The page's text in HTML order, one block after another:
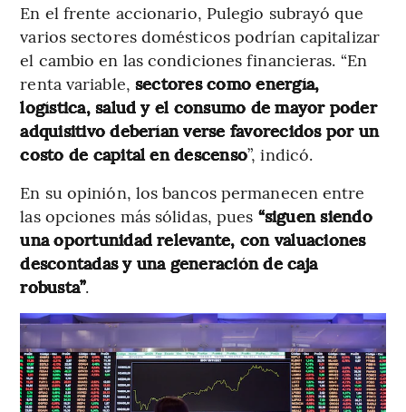
En el frente accionario, Pulegio subrayó que
varios sectores domésticos podrían capitalizar
el cambio en las condiciones financieras. “En
renta variable, sectores como energía,
logística, salud y el consumo de mayor poder
adquisitivo deberían verse favorecidos por un
costo de capital en descenso”, indicó.
En su opinión, los bancos permanecen entre
las opciones más sólidas, pues “siguen siendo
una oportunidad relevante, con valuaciones
descontadas y una generación de caja
robusta”.